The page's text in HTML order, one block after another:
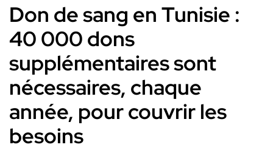
Don de sang en Tunisie :
40 000 dons
supplémentaires sont
nécessaires, chaque
année, pour couvrir les
besoins